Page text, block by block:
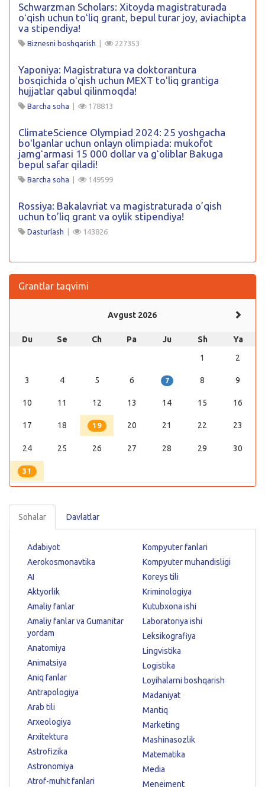
Schwarzman Scholars: Xitoyda magistraturada
oʻqish uchun toʻliq grant, bepul turar joy, aviachipta
va stipendiya!
Biznesni boshqarish | 227353
Yaponiya: Magistratura va doktorantura
bosqichida oʻqish uchun MEXT toʻliq grantiga
hujjatlar qabul qilinmoqda!
Barcha soha | 178813
ClimateScience Olympiad 2024: 25 yoshgacha
boʻlganlar uchun onlayn olimpiada: mukofot
jamgʻarmasi 15 000 dollar va gʻoliblar Bakuga
bepul safar qiladi!
Barcha soha | 149599
Rossiya: Bakalavriat va magistraturada o’qish
uchun to’liq grant va oylik stipendiya!
Dasturlash | 143826
Grantlar taqvimi
Avgust 2026
Du Se Ch Pa Ju Sh
Ya
1
2
3 4 5 6 7 8 9
10 11 12 13 14 15 16
17 18 19 20 21 22 23
24 25 26 27 28 29 30
31
Sohalar Davlatlar
Adabiyot
Aerokosmonavtika
AI
Aktyorlik
Amaliy fanlar
Amaliy fanlar va Gumanitar
yordam
Anatomiya
Animatsiya
Aniq fanlar
Antrapologiya
Arab tili
Arxeologiya
Arxitektura
Astrofizika
Astronomiya
Atrof-muhit fanlari
Kompyuter fanlari
Kompyuter muhandisligi
Koreys tili
Kriminologiya
Kutubxona ishi
Laboratoriya ishi
Leksikografiya
Lingvistika
Logistika
Loyihalarni boshqarish
Madaniyat
Mantiq
Marketing
Mashinasozlik
Matematika
Media
Menejment